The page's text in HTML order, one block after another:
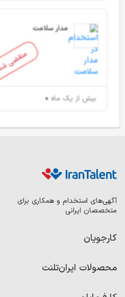
منقضی
مدار سلامت
بیش از یک ماه
آگهی‌های استخدام و همکاری برای
متخصصان ایرانی
کارجویان
رزومه ساز
امتیاز شرکت‌ها
محصولات ایران‌تلنت